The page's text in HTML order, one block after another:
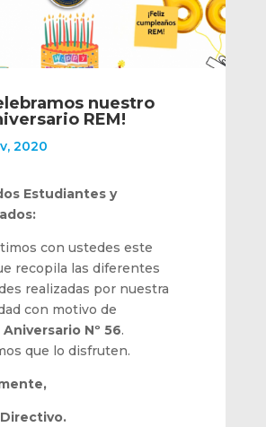
nuestro
REM!
2020
Estudiantes y
con ustedes este
recopila las diferentes
realizadas por nuestra
con motivo de
Aniversario Nº 56.
que lo disfruten.